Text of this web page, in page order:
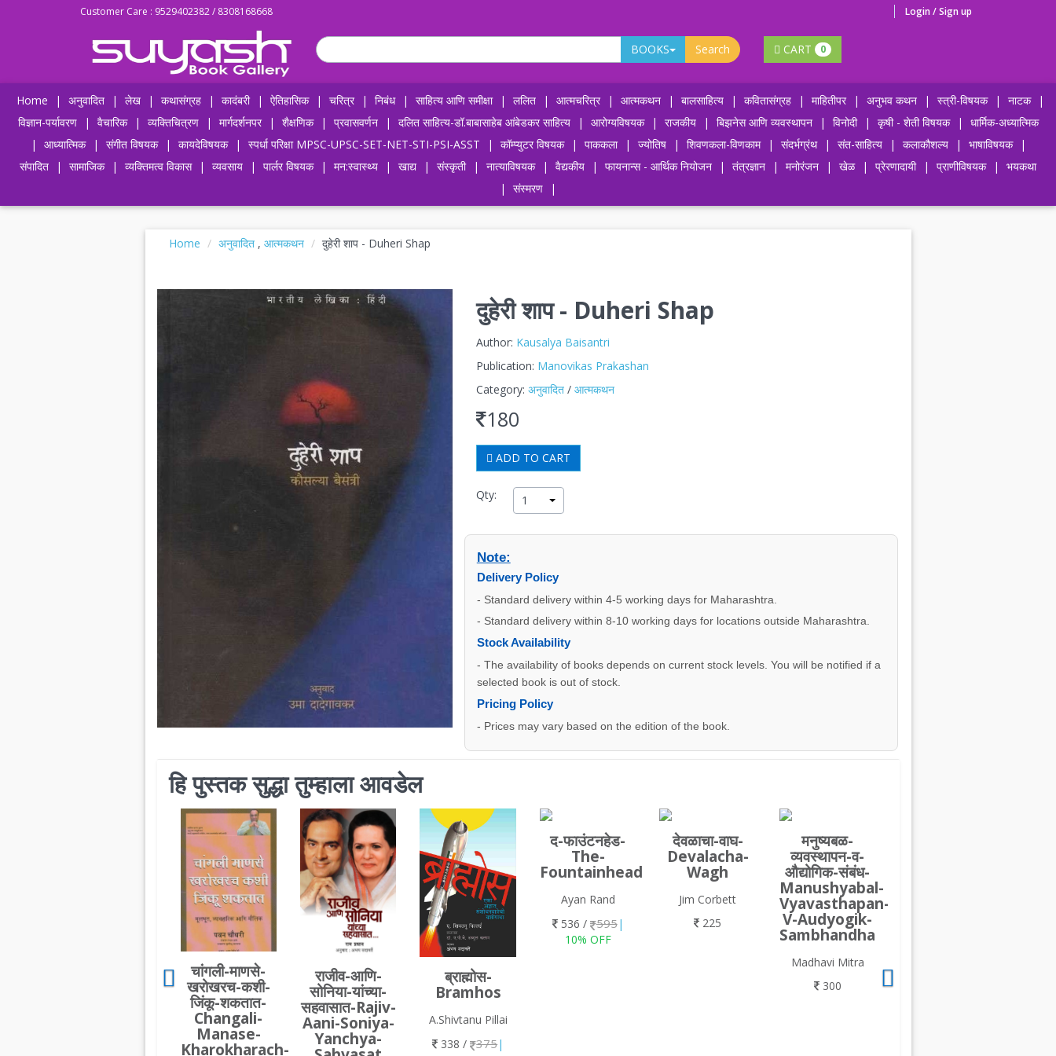
Customer Care : 9529402382 / 8308168668 Login / Sign up
BOOKS Search CART 0
Home | अनुवादित | लेख | कथासंग्रह | कादंबरी | ऐतिहासिक | चरित्र | निबंध | साहित्य आणि समीक्षा | ललित | आत्मचरित्र | आत्मकथन | बालसाहित्य | कवितासंग्रह | माहितीपर | अनुभव कथन | स्त्री-विषयक | नाटक
|
विज्ञान-पर्यावरण
| वैचारिक | व्यक्तिचित्रण | मार्गदर्शनपर | शैक्षणिक | प्रवासवर्णन | दलित साहित्य-डॉ.बाबासाहेब आंबेडकर साहित्य | आरोग्यविषयक | राजकीय | बिझनेस आणि व्यवस्थापन | विनोदी | कृषी - शेती विषयक |
धार्मिक-अध्यात्मिक
|
आध्यात्मिक | संगीत विषयक | कायदेविषयक | स्पर्धा परिक्षा MPSC-UPSC-SET-NET-STI-PSI-ASST | कॉम्प्युटर विषयक | पाककला | ज्योतिष | शिवणकला-विणकाम | संदर्भग्रंथ | संत-साहित्य | कलाकौशल्य | भाषाविषयक
|
संपादित
| सामाजिक | व्यक्तिमत्व विकास | व्यवसाय | पार्लर विषयक | मन:स्वास्थ्य | खाद्य | संस्कृती | नात्याविषयक | वैद्यकीय | फायनान्स - आर्थिक नियोजन | तंत्रज्ञान | मनोरंजन | खेळ | प्रेरणादायी | प्राणीविषयक |
भयकथा
|
संस्मरण |
Home अनुवादित, आत्मकथन दुहेरी शाप - Duheri Shap
दुहेरी शाप - Duheri Shap
Author: Kausalya Baisantri
Publication: Manovikas Prakashan
Category: अनुवादित/आत्मकथन
180
ADD TO CART
Qty: 1
Note:
Delivery Policy
- Standard delivery within 4-5 working days for Maharashtra.
- Standard delivery within 8-10 working days for locations outside Maharashtra.
Stock Availability
- The availability of books depends on current stock levels. You will be notified if a
selected book is out of stock.
Pricing Policy
- Prices may vary based on the edition of the book.
हि पुस्तक सुद्धा तुम्हाला आवडेल
चांगली-माणसे-
खरोखरच-कशी-
जिंकू-शकतात-
Changali-
Manase-
Kharokharach-
राजीव-आणि-
सोनिया-यांच्या-
सहवासात-Rajiv-
Aani-Soniya-
Yanchya-
ब्राह्मोस-
Bramhos
A.Shivtanu Pillai
338 / 375|
द-फाउंटनहेड-
The-
Fountainhead
Ayan Rand
536 /
595|
10% OFF
देवळाचा-वाघ-
Devalacha-
Wagh
Jim Corbett
225
मनुष्यबळ-
व्यवस्थापन-व-
औद्योगिक-संबंध-
Manushyabal-
Vyavasthapan-
V-Audyogik-
Sambhandha
Madhavi Mitra
300